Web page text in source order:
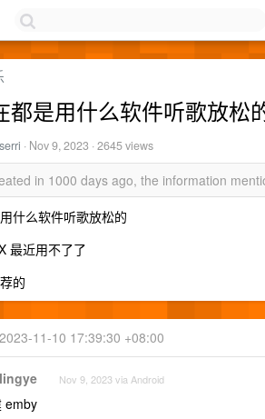
都是用什么软件听歌放松
· Nov 9, 2023 · 2645 views
in 1000 days ago, the information
什么软件听歌放松的
最近用不了了
的
2023-11-10 17:39:30 +08:00
Nov 9, 2023 via Android
emby